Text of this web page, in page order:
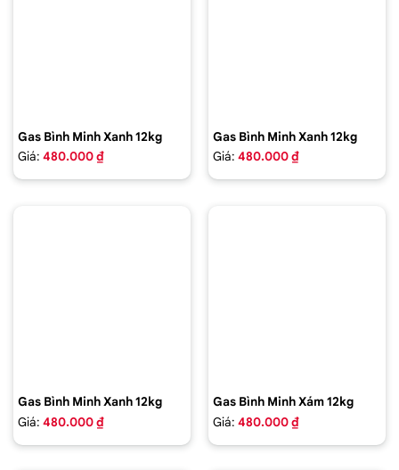
Gas Bình Minh Xanh 12kg
Giá: 480.000 ₫
Gas Bình Minh Xanh 12kg
Giá: 480.000 ₫
Gas Bình Minh Xanh 12kg
Giá: 480.000 ₫
Gas Bình Minh Xám 12kg
Giá: 480.000 ₫